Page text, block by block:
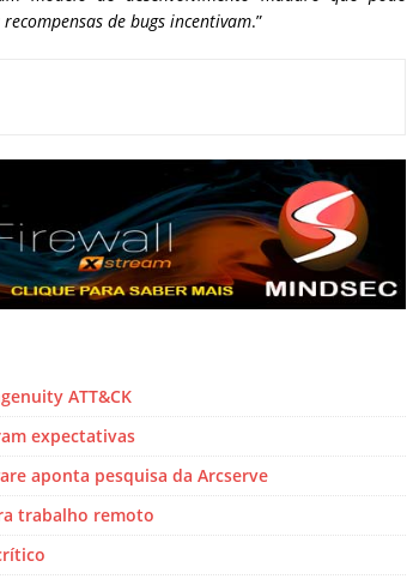
de bugs incentivam.”
ATT&CK
expectativas
aponta pesquisa da Arcserve
trabalho remoto